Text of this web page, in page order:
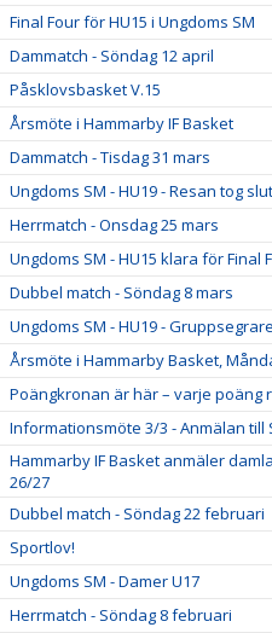
Final Four för HU15 i Ungdoms SM
Dammatch - Söndag 12 april
Påsklovsbasket V.15
Årsmöte i Hammarby IF Basket
Dammatch - Tisdag 31 mars
Ungdoms SM - HU19 - Resan tog
Herrmatch - Onsdag 25 mars
Ungdoms SM - HU15 klara för Final
Dubbel match - Söndag 8 mars
Ungdoms SM - HU19 - Gruppsegrare
Årsmöte i Hammarby Basket,
Poängkronan är här – varje poäng
Informationsmöte 3/3 - Anmälan till
Hammarby IF Basket anmäler
26/27
Dubbel match - Söndag 22 februari
Sportlov!
Ungdoms SM - Damer U17
Herrmatch - Söndag 8 februari